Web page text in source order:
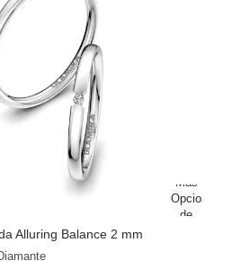
Alluring Balance 2 mm